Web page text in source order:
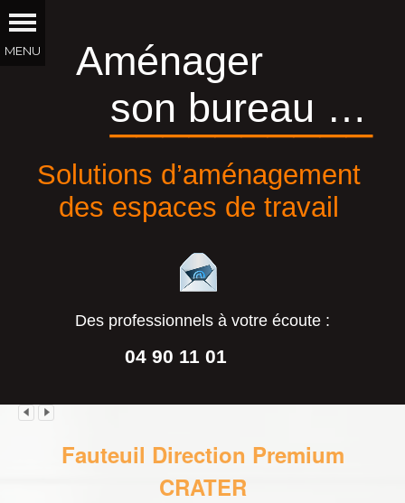
Aménager
son bureau …
Solutions d’aménagement
des espaces de travail
Des professionnels à votre écoute :
04 90 11 01
__________
Fauteuil Direction Premium
CRATER